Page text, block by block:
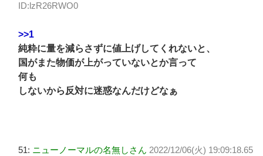
ID:lzR26RWO0
>>1
純粋に量を減らさずに値上げしてくれないと、
国がまた物価が上がっていないとか言って
何も
しないから反対に迷惑なんだけどなぁ
51: ニューノーマルの名無しさん 2022/12/06(火) 19:09:18.65